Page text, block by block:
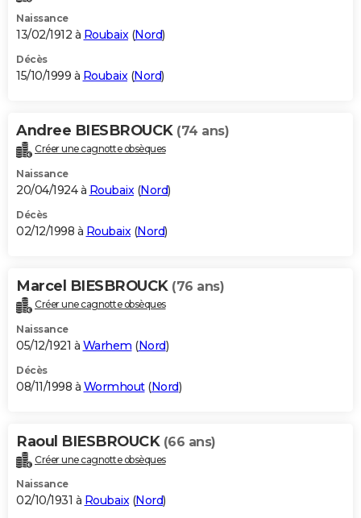
Naissance
13/02/1912 à Roubaix(Nord)
Décès
15/10/1999 à Roubaix(Nord)
Andree BIESBROUCK (74 ans)
Créer une cagnotte obsèques
Naissance
20/04/1924 à Roubaix(Nord)
Décès
02/12/1998 à Roubaix(Nord)
Marcel BIESBROUCK (76 ans)
Créer une cagnotte obsèques
Naissance
05/12/1921 à Warhem (Nord)
Décès
08/11/1998 à Wormhout(Nord)
Raoul BIESBROUCK (66 ans)
Créer une cagnotte obsèques
Naissance
02/10/1931 à Roubaix(Nord)